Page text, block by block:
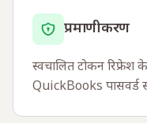
प्रमाणीकरण
स्वचालित टोकन
QuickBooks पासवर्ड